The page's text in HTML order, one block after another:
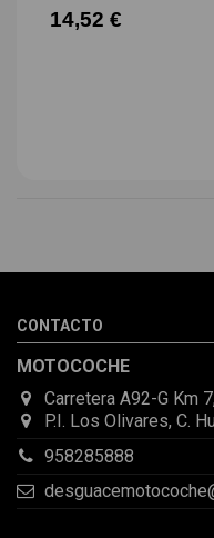
14,52 €
CONTACTO
MOTOCOCHE
Carretera A92-G Km
P.I. Los Olivares, C.
958285888